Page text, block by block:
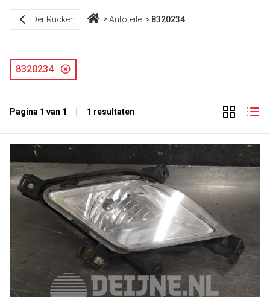
Der Rücken Autoteile 8320234
8320234
Pagina 1 van 1 | 1 resultaten